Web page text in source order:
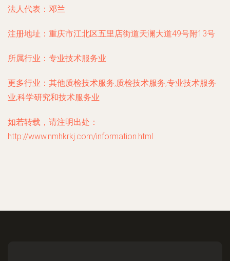
法人代表： 邓兰
注册地址： 重庆市江北区五里店街道天澜大道49号附13号
所属行业： 专业技术服务业
更多行业： 其他质检技术服务,质检技术服务,专业技术服务
业,科学研究和技术服务业
如若转载，请注明出处：
http://www.nmhkrkj.com/information.html